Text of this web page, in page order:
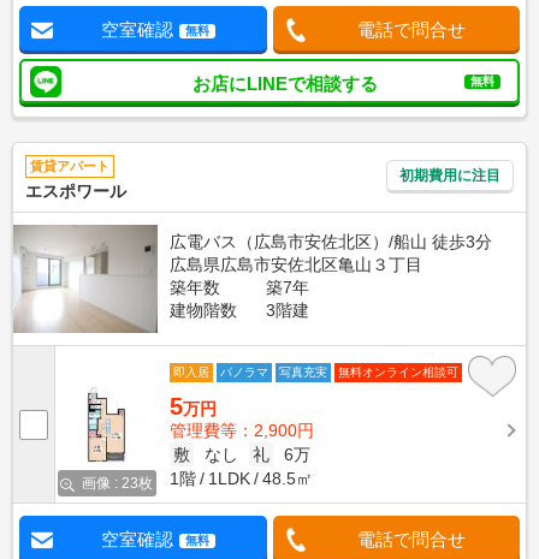
空室確認 無料 電話で問合せ
お店にLINEで相談する 無料
賃貸アパート
エスポワール
初期費用に注目
広電バス（広島市安佐北区）/船山 徒歩3分
広島県広島市安佐北区亀山３丁目
築年数
築7年
建物階数
3階建
画像 : 23枚
即入居 パノラマ 写真充実 無料オンライン相談可
5万円
管理費等：2,900円
敷
なし 礼
6万
1階
1LDK 48.5㎡
空室確認 無料 電話で問合せ